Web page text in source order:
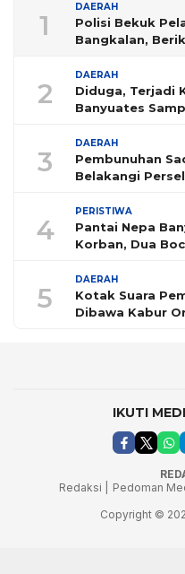
1
DAERAH
Polisi Bekuk
Bangkalan,
2
DAERAH
Diduga, Terjadi
Banyuates
3
DAERAH
Pembunuhan
Belakangi
4
PERISTIWA
Pantai Nepa
Korban, Dua
5
DAERAH
Kotak Suara
Dibawa Kabur
IKUTI
Redaksi |
Pedoman
Copyright ©